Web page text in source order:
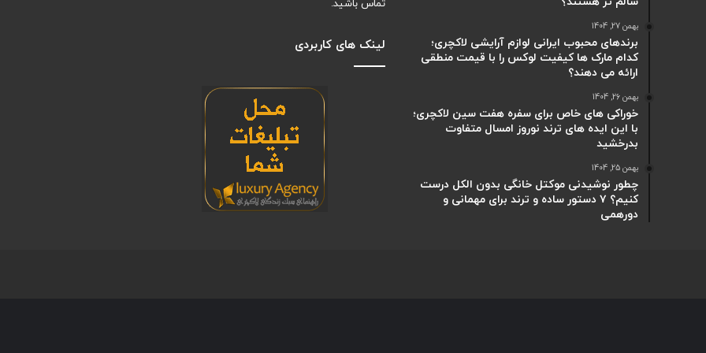
بهمن 27, 1404
برندهای محبوب ایرانی لوازم آرایشی لاکچری؛
کدام مارک ها کیفیت لوکس را با قیمت منطقی
ارائه می دهند؟
بهمن 26, 1404
خوراکی های خاص برای سفره هفت سین لاکچری؛
با این ایده های ترند نوروز امسال متفاوت
بدرخشید
بهمن 25, 1404
چطور نوشیدنی موکتل خانگی بدون الکل درست
کنیم؟ ۷ دستور ساده و ترند برای مهمانی و
دورهمی
تماس باشید.
لینک های کاربردی